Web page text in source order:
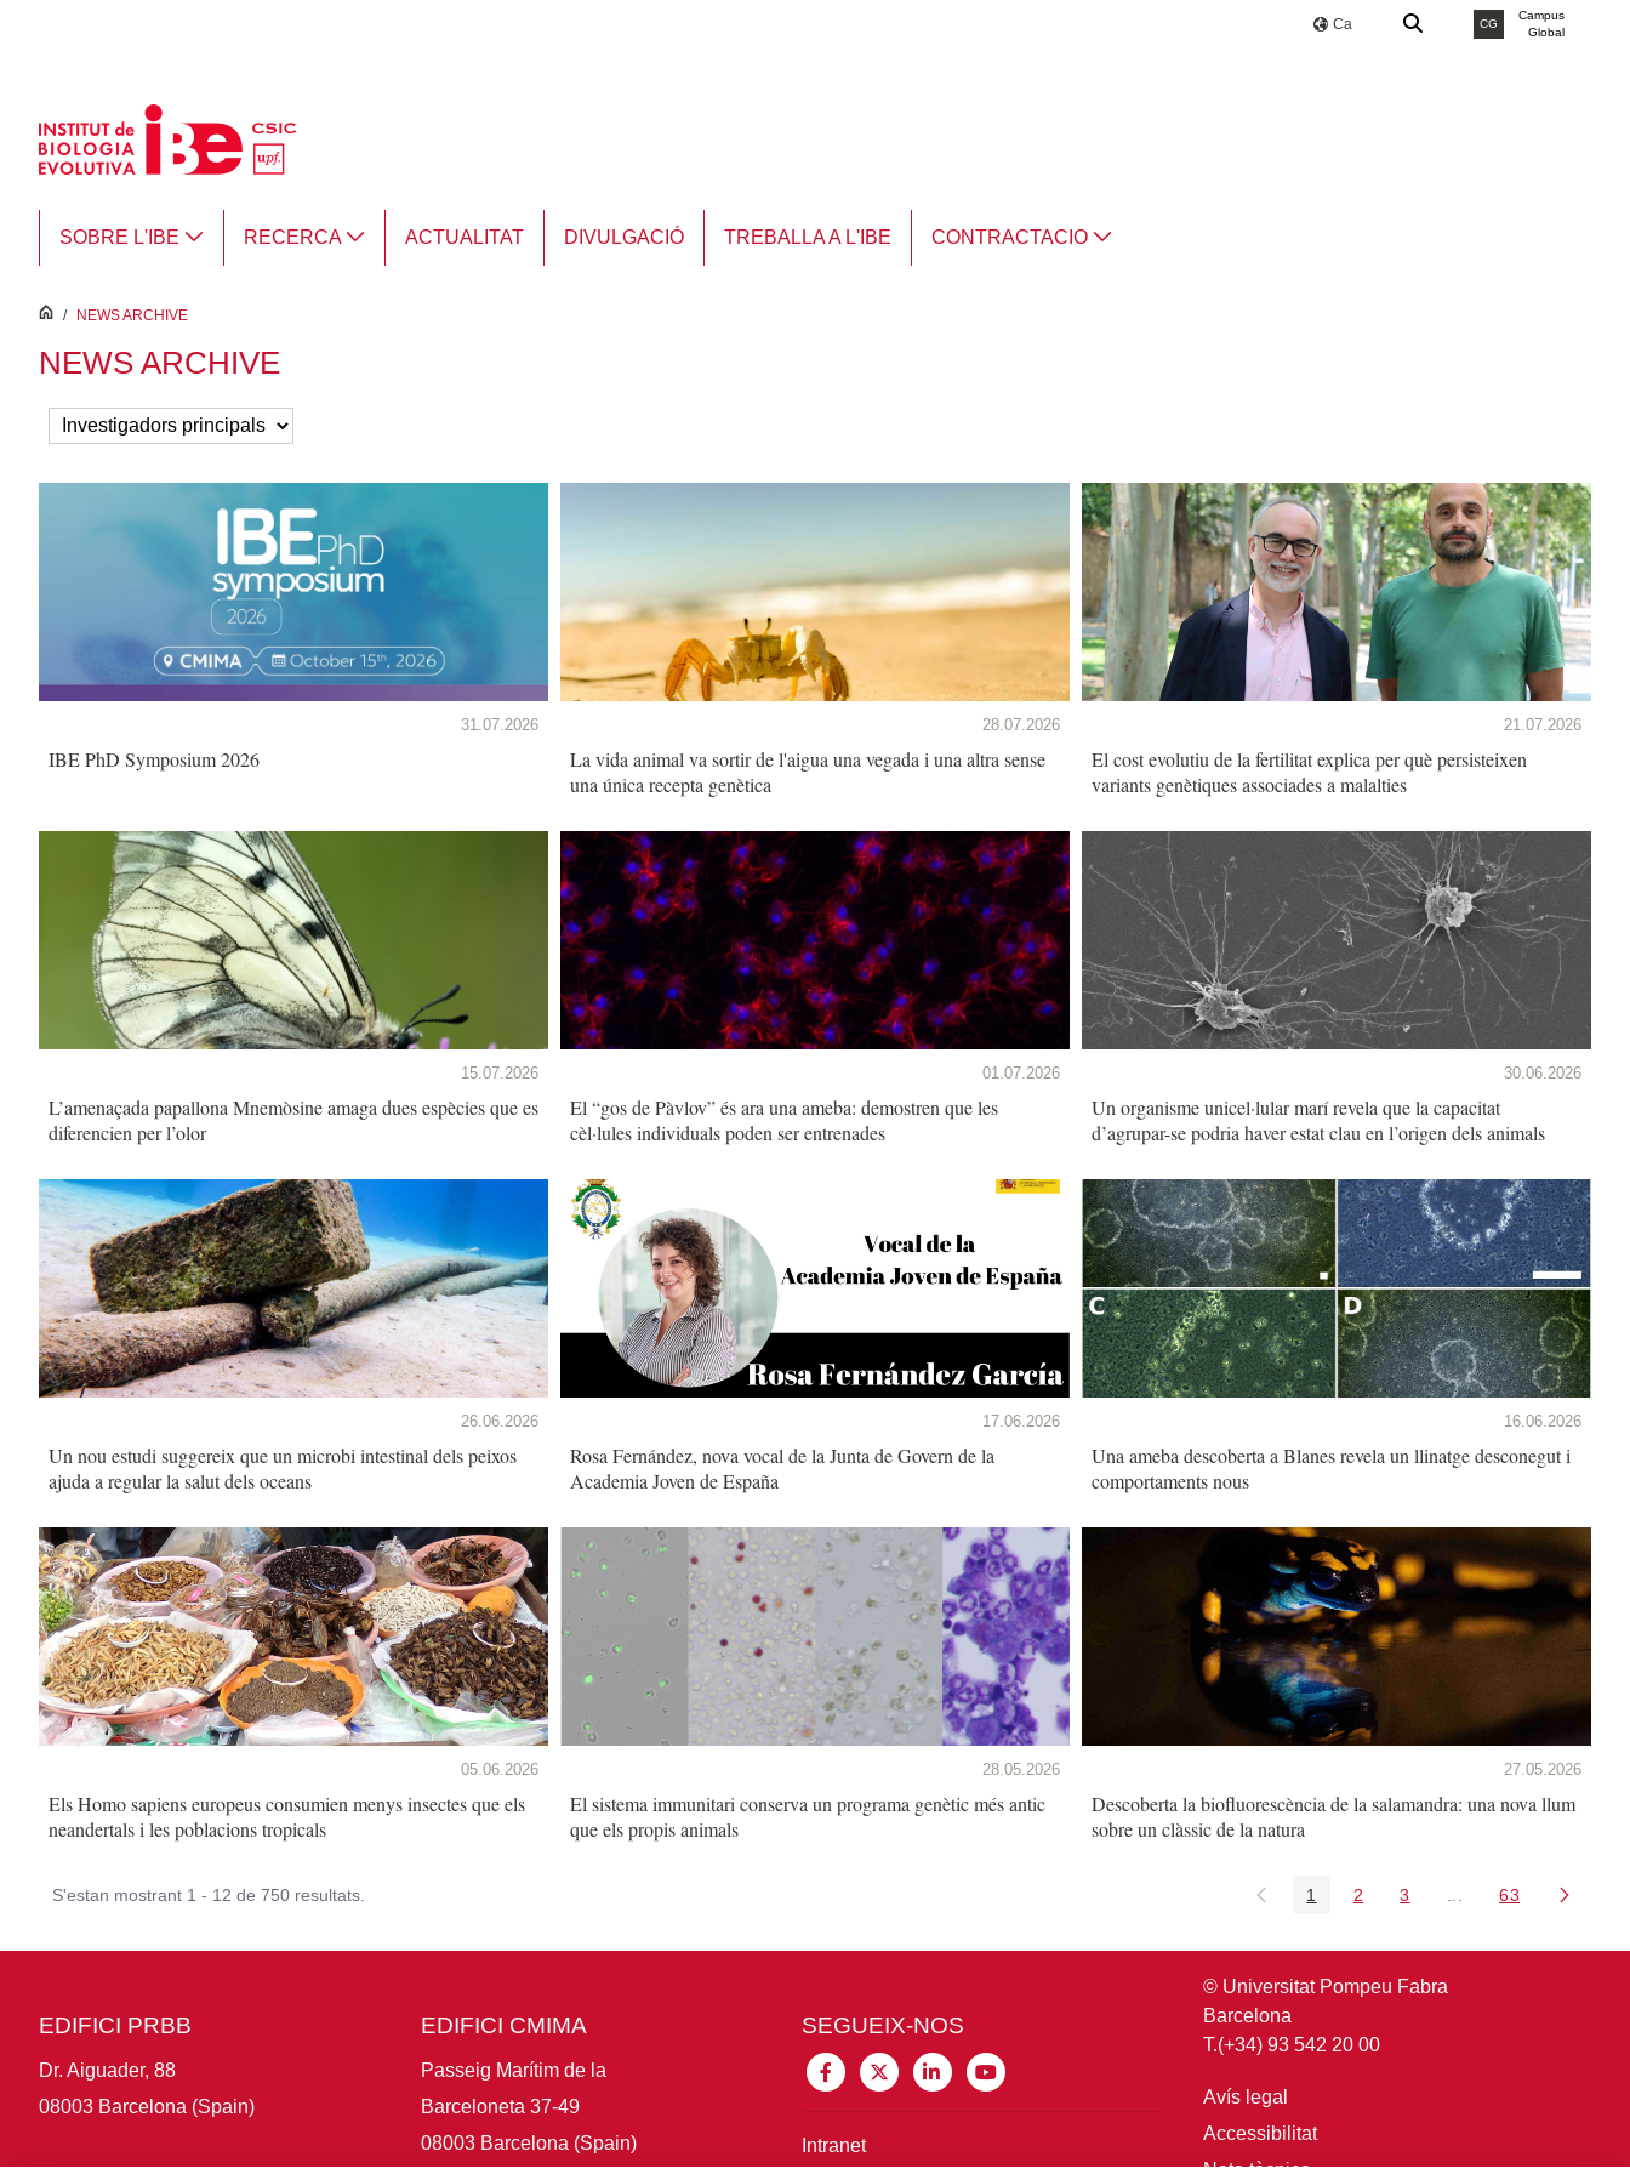
Ca CG
Campus
Global
SOBRE L'IBE RECERCA ACTUALITAT DIVULGACIÓ TREBALLA A L'IBE CONTRACTACIO
inici
/ NEWS ARCHIVE
NEWS ARCHIVE
31.07.2026
IBE PhD Symposium 2026
28.07.2026
La vida animal va sortir de l'aigua una vegada i una altra sense
una única recepta genètica
21.07.2026
El cost evolutiu de la fertilitat explica per què persisteixen
variants genètiques associades a malalties
15.07.2026
L’amenaçada papallona Mnemòsine amaga dues espècies que es
diferencien per l’olor
01.07.2026
El “gos de Pàvlov” és ara una ameba: demostren que les
cèl·lules individuals poden ser entrenades
30.06.2026
Un organisme unicel·lular marí revela que la capacitat
d’agrupar-se podria haver estat clau en l’origen dels animals
26.06.2026
Un nou estudi suggereix que un microbi intestinal dels peixos
ajuda a regular la salut dels oceans
17.06.2026
Rosa Fernández, nova vocal de la Junta de Govern de la
Academia Joven de España
16.06.2026
Una ameba descoberta a Blanes revela un llinatge desconegut i
comportaments nous
05.06.2026
Els Homo sapiens europeus consumien menys insectes que els
neandertals i les poblacions tropicals
28.05.2026
El sistema immunitari conserva un programa genètic més antic
que els propis animals
27.05.2026
Descoberta la biofluorescència de la salamandra: una nova llum
sobre un clàssic de la natura
S'estan mostrant 1 - 12 de 750 resultats. Pàgina
1 Pàgina
2 Pàgina
3 Pàgines intermèdies
Pàgina
63
EDIFICI PRBB
Dr. Aiguader, 88
08003 Barcelona (Spain)
EDIFICI CMIMA
Passeig Marítim de la
Barceloneta 37-49
08003 Barcelona (Spain)
SEGUEIX-NOS
Intranet
© Universitat Pompeu Fabra
Barcelona
T.(+34) 93 542 20 00
Avís legal
Accessibilitat
Nota tècnica